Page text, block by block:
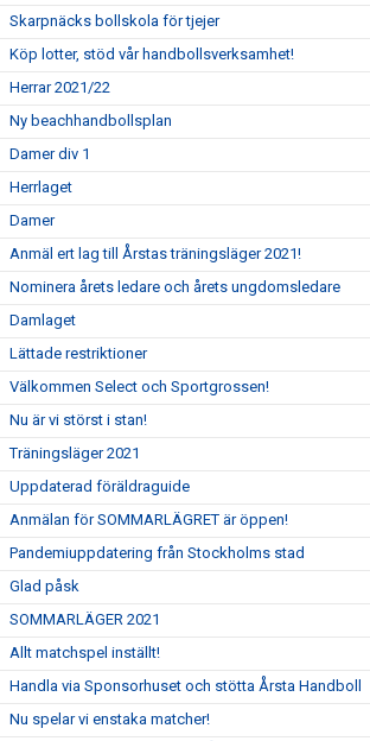
Skarpnäcks bollskola för tjejer
Köp lotter, stöd vår handbollsverksamhet!
Herrar 2021/22
Ny beachhandbollsplan
Damer div 1
Herrlaget
Damer
Anmäl ert lag till Årstas träningsläger 2021!
Nominera årets ledare och årets ungdomsledare
Damlaget
Lättade restriktioner
Välkommen Select och Sportgrossen!
Nu är vi störst i stan!
Träningsläger 2021
Uppdaterad föräldraguide
Anmälan för SOMMARLÄGRET är öppen!
Pandemiuppdatering från Stockholms stad
Glad påsk
SOMMARLÄGER 2021
Allt matchspel inställt!
Handla via Sponsorhuset och stötta Årsta Handboll
Nu spelar vi enstaka matcher!